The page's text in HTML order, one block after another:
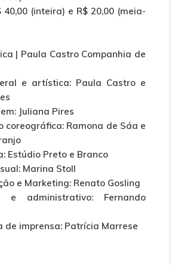
40,00 (inteira) e R$ 20,00 (meia-
| Paula Castro Companhia de
e artística: Paula Castro e
Juliana Pires
coreográfica: Ramona de Sáa e
Estúdio Preto e Branco
Marina Stoll
e Marketing: Renato Gosling
e administrativo: Fernando
de imprensa: Patrícia Marrese